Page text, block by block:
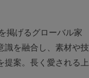
掲げるグローバル家
識を融合し、素材や技
提案。長く愛される上